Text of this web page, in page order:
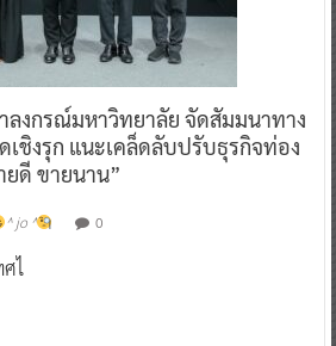
งกรณ์มหาวิทยาลัย จัดสัมมนาทาง
เชิงรุก แนะเคล็ดลับปรับธุรกิจท่อง
ยดี ขายนาน”
^ jo ^ 0
ไ